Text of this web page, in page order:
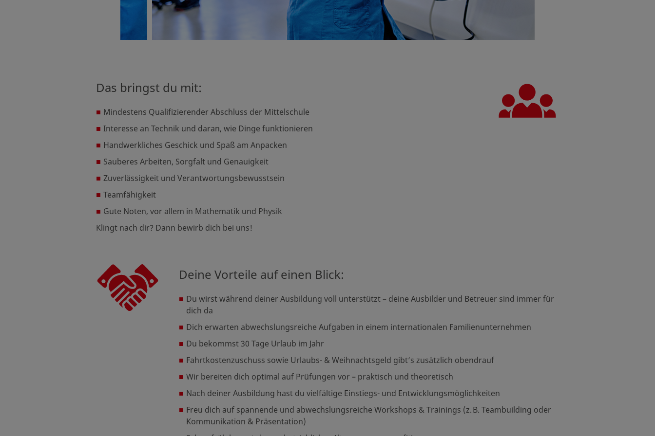
Das bringst du mit:
Mindestens Qualifizierender Abschluss der Mittelschule
Interesse an Technik und daran, wie Dinge funktionieren
Handwerkliches Geschick und Spaß am Anpacken
Sauberes Arbeiten, Sorgfalt und Genauigkeit
Zuverlässigkeit und Verantwortungsbewusstsein
Teamfähigkeit
Gute Noten, vor allem in Mathematik und Physik
Klingt nach dir? Dann bewirb dich bei uns!
Deine Vorteile auf einen Blick:
Du wirst während deiner Ausbildung voll unterstützt – deine Ausbilder und Betreuer sind immer für
dich da
Dich erwarten abwechslungsreiche Aufgaben in einem internationalen Familienunternehmen
Du bekommst 30 Tage Urlaub im Jahr
Fahrtkostenzuschuss sowie Urlaubs- & Weihnachtsgeld gibt’s zusätzlich obendrauf
Wir bereiten dich optimal auf Prüfungen vor – praktisch und theoretisch
Nach deiner Ausbildung hast du vielfältige Einstiegs- und Entwicklungsmöglichkeiten
Freu dich auf spannende und abwechslungsreiche Workshops & Trainings (z. B. Teambuilding oder
Kommunikation & Präsentation)